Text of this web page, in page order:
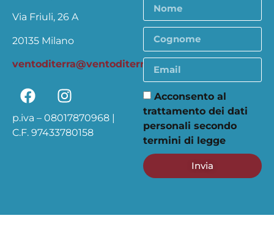
Via Friuli, 26 A
20135 Milano
ventoditerra@ventoditerra.org
p.iva – 08017870968 |
C.F. 97433780158
Acconsento al
trattamento dei dati
personali secondo
termini di legge
Invia